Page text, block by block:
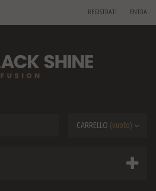
ENTRA
REGISTRATI
CARRELLO (vuoto)